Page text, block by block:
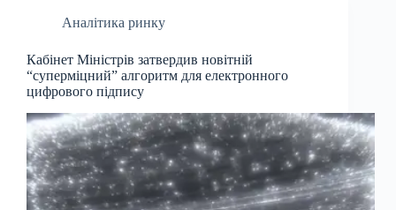
Аналітика ринку
Кабінет Міністрів затвердив новітній
“суперміцний” алгоритм для електронного
цифрового підпису